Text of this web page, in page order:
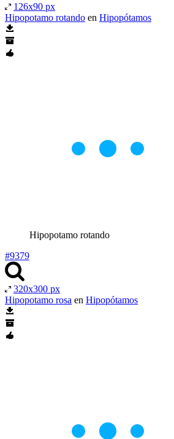
126x90 px
Hipopotamo rotando en Hipopótamos
Hipopotamo rotando
#9379
320x300 px
Hipopotamo rosa en Hipopótamos